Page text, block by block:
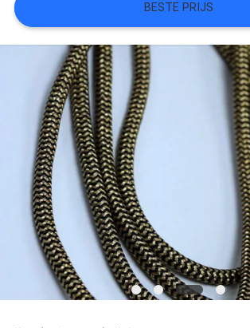
PRIVACYBELEID
BESTE PRIJS